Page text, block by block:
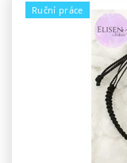
Ruční práce